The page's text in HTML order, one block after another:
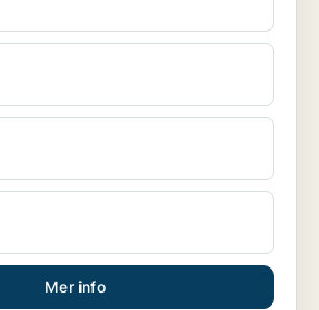
Mer info